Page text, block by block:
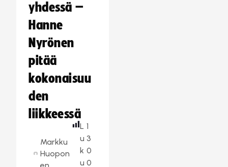
yhdessä –
Hanne
Nyrönen
pitää
kokonaisuu
den
liikkeessä
Markku
Huopon
L
u
k
u
1
3
0
0